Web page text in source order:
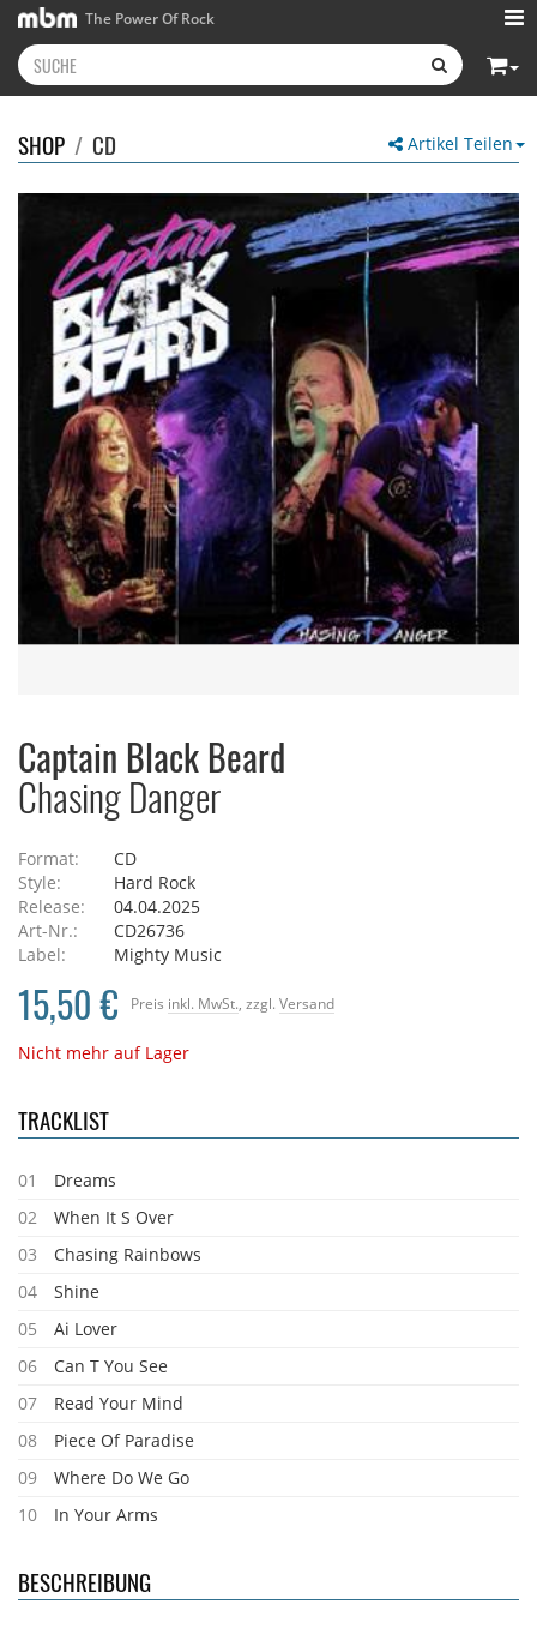
The Power Of Rock
Artikel Teilen
SHOP / CD
Captain Black Beard
Chasing Danger
Format:
CD
Style:
Hard Rock
Release:
04.04.2025
Art-Nr.:
CD26736
Label:
Mighty Music
Preis inkl. MwSt. , zzgl. Versand
15,50 €
Nicht mehr auf Lager
TRACKLIST
01
Dreams
02
When It S Over
03
Chasing Rainbows
04
Shine
05
Ai Lover
06
Can T You See
07
Read Your Mind
08
Piece Of Paradise
09
Where Do We Go
10
In Your Arms
BESCHREIBUNG